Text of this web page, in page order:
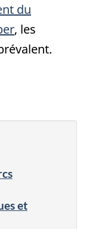
du
, les
et